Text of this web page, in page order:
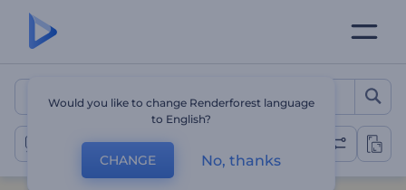
Шаблоны интро
Интро заставки для YouTube
Would you like to change Renderforest language
to English?
CHANGE No, thanks